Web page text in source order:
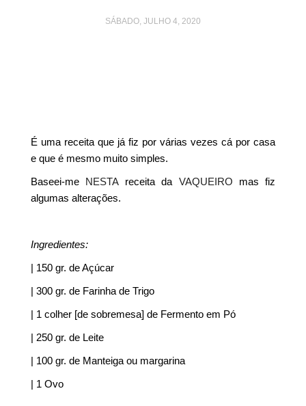
SÁBADO, JULHO 4, 2020
É uma receita que já fiz por várias vezes cá por casa
e que é mesmo muito simples.
Baseei-me NESTA receita da VAQUEIRO mas fiz
algumas alterações.
Ingredientes:
| 150 gr. de Açúcar
| 300 gr. de Farinha de Trigo
| 1 colher [de sobremesa] de Fermento em Pó
| 250 gr. de Leite
| 100 gr. de Manteiga ou margarina
| 1 Ovo